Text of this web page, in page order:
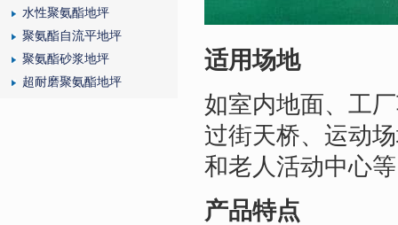
水性聚氨酯地坪
聚氨酯自流平地坪
聚氨酯砂浆地坪
超耐磨聚氨酯地坪
适用场地
如室内地面、工
过街天桥、运动
和老人活动中心
产品特点